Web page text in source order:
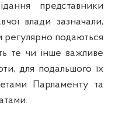
представники
влади зазначали,
регулярно подаються
те чи інше важливе
для подальшого їх
Парламенту та